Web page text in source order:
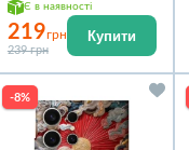
Є в наявності
219грн
239 грн
Купити
-8%